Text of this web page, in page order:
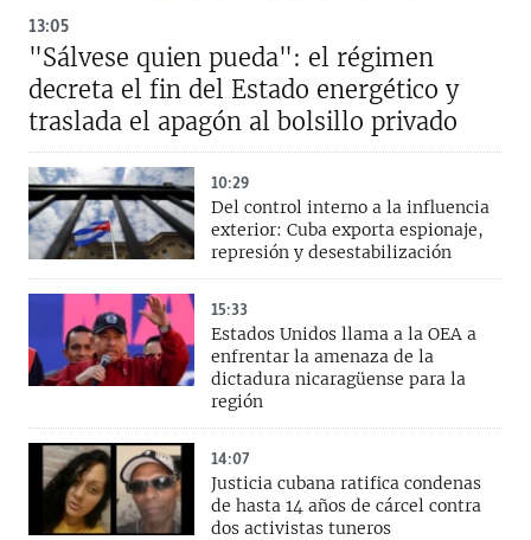
13:05
"Sálvese quien pueda": el régimen
decreta el fin del Estado energético y
traslada el apagón al bolsillo privado
10:29
Del control interno a la influencia
exterior: Cuba exporta espionaje,
represión y desestabilización
15:33
Estados Unidos llama a la OEA a
enfrentar la amenaza de la
dictadura nicaragüense para la
región
14:07
Justicia cubana ratifica condenas
de hasta 14 años de cárcel contra
dos activistas tuneros